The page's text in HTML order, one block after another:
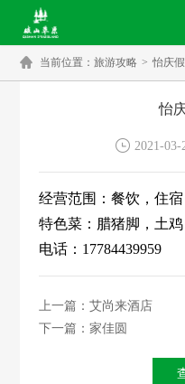
 当前位置：旅游攻略 > 怡庆
怡
 2021-03-
经营范围：餐饮，住宿
特色菜：腊猪脚，土
电话：17784439959
上一篇：艾尚来酒店
下一篇：家佳圆